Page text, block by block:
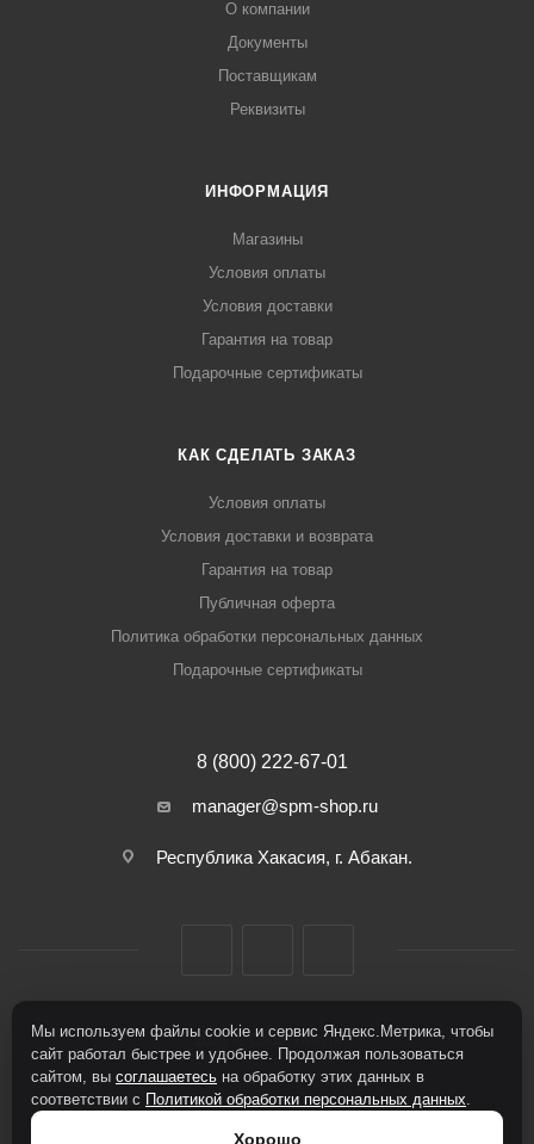
О компании
Документы
Поставщикам
Реквизиты
ИНФОРМАЦИЯ
Магазины
Условия оплаты
Условия доставки
Гарантия на товар
Подарочные сертификаты
КАК СДЕЛАТЬ ЗАКАЗ
Условия оплаты
Условия доставки и возврата
Гарантия на товар
Публичная оферта
Политика обработки персональных данных
Подарочные сертификаты
8 (800) 222-67-01
manager@spm-shop.ru
Республика Хакасия, г. Абакан.
2026 © Спорт+Мода
Мы используем файлы cookie и сервис Яндекс.Метрика, чтобы
сайт работал быстрее и удобнее. Продолжая пользоваться
сайтом, вы соглашаетесь на обработку этих данных в
соответствии с Политикой обработки персональных данных.
Хорошо